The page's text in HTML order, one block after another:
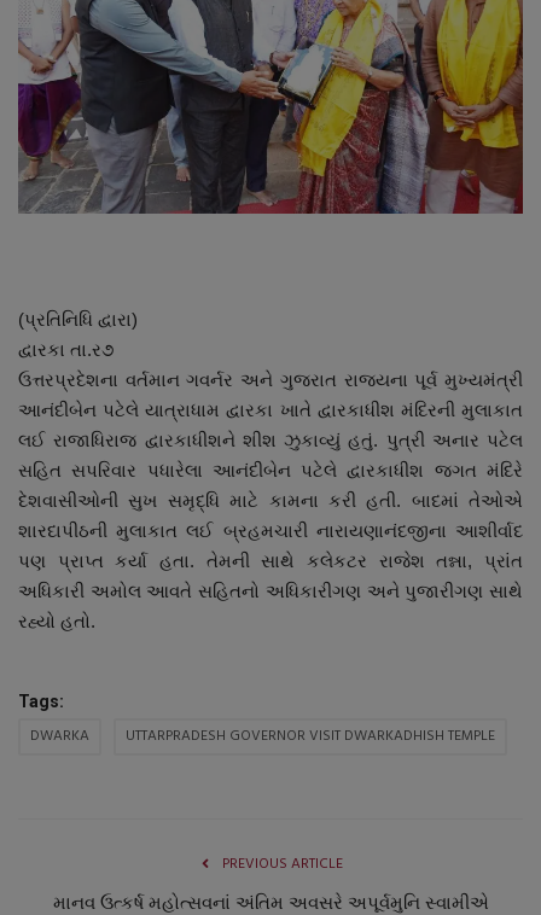
About Author
Contact
Dipotsav Special
આંતરરાષ્ટ્રીય
ગુજરાત
જુનાગઢ
Support US
બજારના સમાચાર
નાણાંકીય સમાચાર
સ્થાનિક સમાચાર
સ્પોર્ટ્સ
(પ્રતિનિધિ દ્વારા)
દ્વારકા તા.ર૭
ઉત્તરપ્રદેશના વર્તમાન ગવર્નર અને ગુજરાત રાજયના પૂર્વ મુખ્યમંત્રી
આનંદીબેન પટેલે યાત્રાધામ દ્વારકા ખાતે દ્વારકાધીશ મંદિરની મુલાકાત
લઈ રાજાધિરાજ દ્વારકાધીશને શીશ ઝુકાવ્યું હતું. પુત્રી અનાર પટેલ
સહિત સપરિવાર પધારેલા આનંદીબેન પટેલે દ્વારકાધીશ જગત મંદિરે
દેશવાસીઓની સુખ સમૃદ્ધિ માટે કામના કરી હતી. બાદમાં તેઓએ
શારદાપીઠની મુલાકાત લઈ બ્રહમચારી નારાયણાનંદજીના આશીર્વાદ
પણ પ્રાપ્ત કર્યા હતા. તેમની સાથે કલેકટર રાજેશ તન્ના, પ્રાંત
અધિકારી અમોલ આવતે સહિતનો અધિકારીગણ અને પુજારીગણ સાથે
રહ્યો હતો.
Tags:
DWARKA UTTARPRADESH GOVERNOR VISIT DWARKADHISH TEMPLE
PREVIOUS ARTICLE
માનવ ઉત્કર્ષ મહોત્સવનાં અંતિમ અવસરે અપૂર્વમુનિ સ્વામીએ